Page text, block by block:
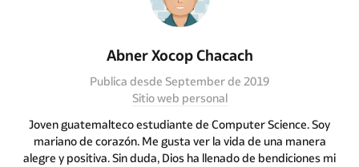
Abner Xocop Chacach
Publica desde September de 2019
Sitio web personal
Joven guatemalteco estudiante de Computer Science. Soy
mariano de corazón. Me gusta ver la vida de una manera
alegre y positiva. Sin duda, Dios ha llenado de bendiciones mi